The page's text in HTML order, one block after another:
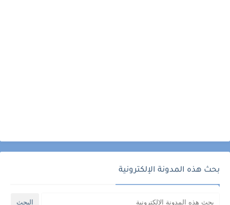
بحث هذه المدونة الإلكترونية